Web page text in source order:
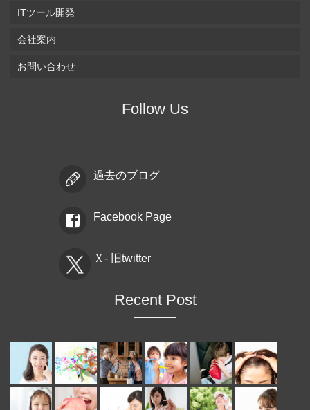
ITツール開発
会社案内
お問い合わせ
Follow Us
過去のブログ
Facebook Page
Ｘ- 旧twitter
Recent Post